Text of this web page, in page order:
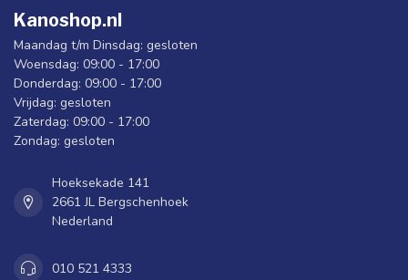
Kanoshop.nl
Maandag t/m Dinsdag: gesloten
Woensdag: 09:00 - 17:00
Donderdag: 09:00 - 17:00
Vrijdag: gesloten
Zaterdag: 09:00 - 17:00
Zondag: gesloten
Hoeksekade 141
2661 JL Bergschenhoek
Nederland
010 521 4333